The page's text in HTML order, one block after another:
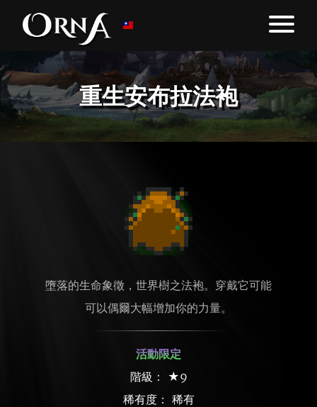
重生安布拉法袍
墮落的生命象徵，世界樹之法袍。穿戴它可能
可以偶爾大幅增加你的力量。
活動限定
階級： ★9
稀有度： 稀有